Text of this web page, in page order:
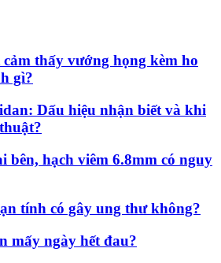
thấy vướng họng kèm ho
gì?
Dấu hiệu nhận biết và khi
bên, hạch viêm 6.8mm có nguy
tính có gây ung thư không?
mấy ngày hết đau?